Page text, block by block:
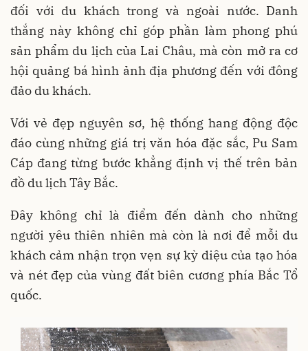
đối với du khách trong và ngoài nước. Danh
thắng này không chỉ góp phần làm phong phú
sản phẩm du lịch của Lai Châu, mà còn mở ra cơ
hội quảng bá hình ảnh địa phương đến với đông
đảo du khách.
Với vẻ đẹp nguyên sơ, hệ thống hang động độc
đáo cùng những giá trị văn hóa đặc sắc, Pu Sam
Cáp đang từng bước khẳng định vị thế trên bản
đồ du lịch Tây Bắc.
Đây không chỉ là điểm đến dành cho những
người yêu thiên nhiên mà còn là nơi để mỗi du
khách cảm nhận trọn vẹn sự kỳ diệu của tạo hóa
và nét đẹp của vùng đất biên cương phía Bắc Tổ
quốc.